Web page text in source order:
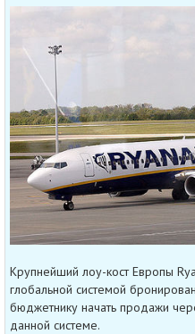
Крупнейший лоу-кост Европы
глобальной системой
бюджетнику начать продажи
данной системе.